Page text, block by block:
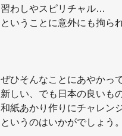
習わしやスピリチャル…
ということに意外にも拘ら
ぜひそんなことにあやかって
新しい、でも日本の良いも
和紙あかり作りにチャレン
というのはいかがでしょう。